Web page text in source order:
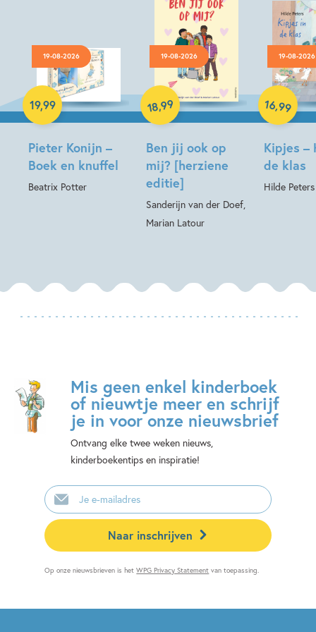
19-08-2026
Pieter Konijn –
Boek en knuffel
Beatrix Potter
19,99
Hardcover
19-08-2026
Ben jij ook op
mij? [herziene
editie]
Sanderijn van der Doef,
Marian Latour
18,99
Hardcover
19-08-2026
Kipjes –
de klas
Hilde Peters
16,99
Hardcover
Mis geen enkel kinderboek
of nieuwtje meer en schrijf
je in voor onze nieuwsbrief
Ontvang elke twee weken nieuws,
kinderboekentips en inspiratie!
E-
mailadres
Naar inschrijven
Op onze nieuwsbrieven is hetWPG Privacy Statement van toepassing.